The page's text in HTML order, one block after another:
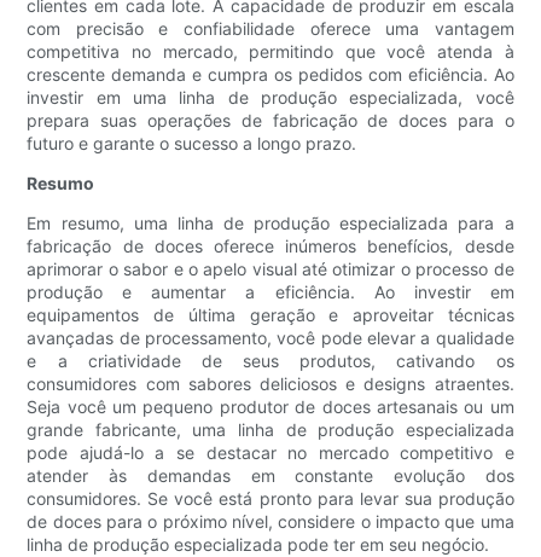
clientes em cada lote. A capacidade de produzir em escala
com precisão e confiabilidade oferece uma vantagem
competitiva no mercado, permitindo que você atenda à
crescente demanda e cumpra os pedidos com eficiência. Ao
investir em uma linha de produção especializada, você
prepara suas operações de fabricação de doces para o
futuro e garante o sucesso a longo prazo.
Resumo
Em resumo, uma linha de produção especializada para a
fabricação de doces oferece inúmeros benefícios, desde
aprimorar o sabor e o apelo visual até otimizar o processo de
produção e aumentar a eficiência. Ao investir em
equipamentos de última geração e aproveitar técnicas
avançadas de processamento, você pode elevar a qualidade
e a criatividade de seus produtos, cativando os
consumidores com sabores deliciosos e designs atraentes.
Seja você um pequeno produtor de doces artesanais ou um
grande fabricante, uma linha de produção especializada
pode ajudá-lo a se destacar no mercado competitivo e
atender às demandas em constante evolução dos
consumidores. Se você está pronto para levar sua produção
de doces para o próximo nível, considere o impacto que uma
linha de produção especializada pode ter em seu negócio.